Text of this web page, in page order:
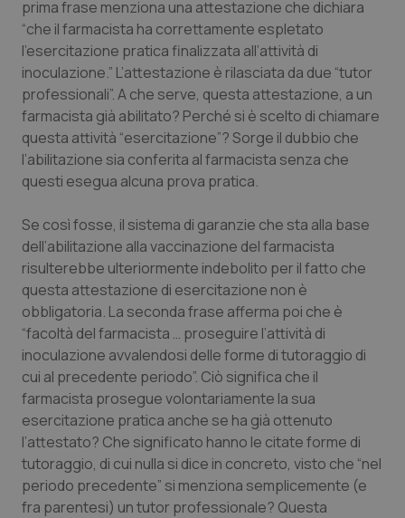
Tumore ovarico
Tumori del Polmone & Testa Collo
Tumori gastrointestinali
Ulcera & Reflusso
Vaccini
prima frase menziona una attestazione che dichiara
“che il farmacista ha correttamente espletato
l’esercitazione pratica finalizzata all’attività di
inoculazione.” L’attestazione è rilasciata da due “tutor
professionali”. A che serve, questa attestazione, a un
farmacista già abilitato? Perché si è scelto di chiamare
questa attività “esercitazione”? Sorge il dubbio che
l’abilitazione sia conferita al farmacista senza che
questi esegua alcuna prova pratica.
Se così fosse, il sistema di garanzie che sta alla base
dell’abilitazione alla vaccinazione del farmacista
risulterebbe ulteriormente indebolito per il fatto che
questa attestazione di esercitazione non è
obbligatoria. La seconda frase afferma poi che è
“facoltà del farmacista … proseguire l’attività di
inoculazione avvalendosi delle forme di tutoraggio di
cui al precedente periodo”. Ciò significa che il
farmacista prosegue volontariamente la sua
esercitazione pratica anche se ha già ottenuto
l’attestato? Che significato hanno le citate forme di
tutoraggio, di cui nulla si dice in concreto, visto che “nel
periodo precedente” si menziona semplicemente (e
fra parentesi) un tutor professionale? Questa